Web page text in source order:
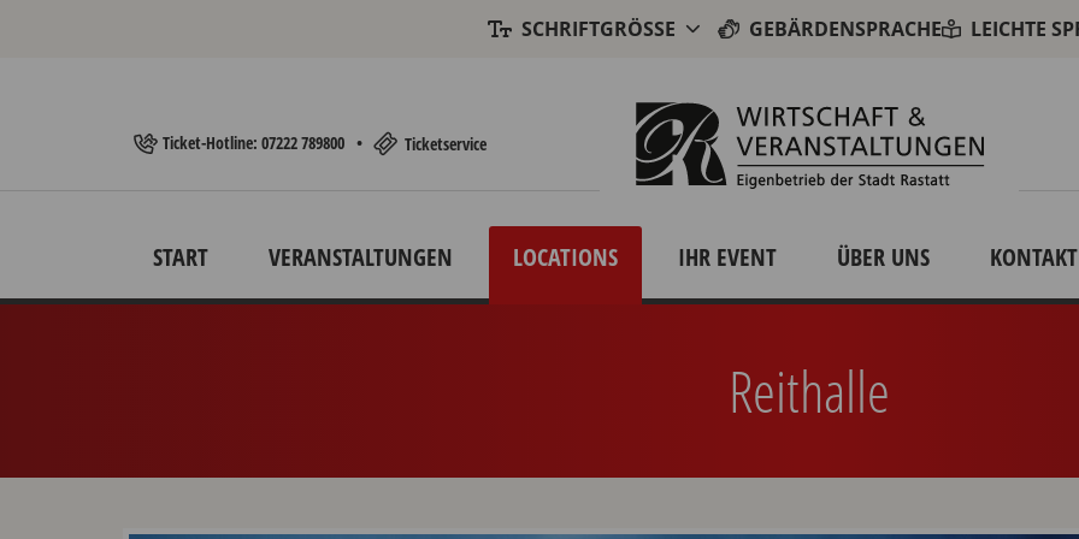
SCHRIFTGRÖSSE GEBÄRDENSPRACHE LEICHTE
Ticket-Hotline: 07222 789800 • Ticketservice
START VERANSTALTUNGEN LOCATIONS IHR EVENT ÜBER UNS KONTAKT
Reithalle